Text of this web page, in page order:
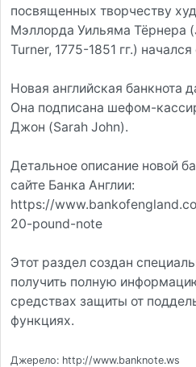
посвященных творчеству
Мэллорда Уильяма Тёрнера
Turner, 1775-1851 гг.)
Новая английская банкнота
Она подписана шефом-
Джон (Sarah John).
Детальное описание новой
сайте Банка Англии:
https://
20-pound-note
Этот раздел создан
получить полную
средствах защиты от
функциях.
Джерело: http://www.banknote.ws